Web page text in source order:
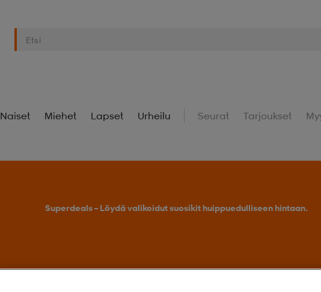
Naiset Miehet Lapset Urheilu Seurat Tarjoukset
Superdeals – Löydä valikoidut suosikit huippuedulliseen hintaan.